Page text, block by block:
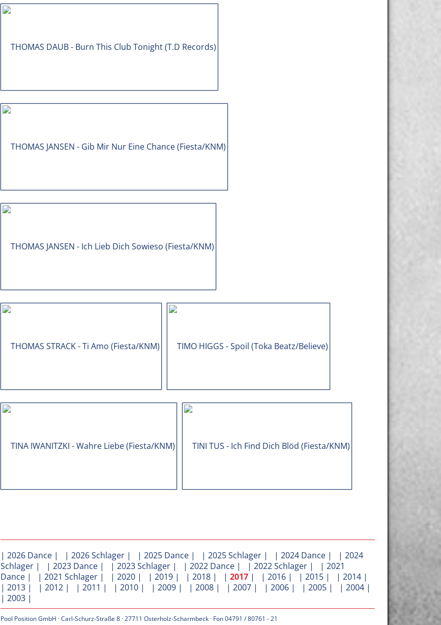
| 2026 Dance | | 2026 Schlager | | 2025 Dance | | 2025 Schlager | | 2024 Dance | | 2024
Schlager | | 2023 Dance | | 2023 Schlager | | 2022 Dance | | 2022 Schlager | | 2021
Dance | | 2021 Schlager | | 2020 | | 2019 | | 2018 | | 2017 | | 2016 | | 2015 | | 2014 |
| 2013 | | 2012 | | 2011 | | 2010 | | 2009 | | 2008 | | 2007 | | 2006 | | 2005 | | 2004 |
| 2003 |
Pool Position GmbH · Carl-Schurz-Straße 8 · 27711 Osterholz-Scharmbeck · Fon 04791 / 80761 - 21